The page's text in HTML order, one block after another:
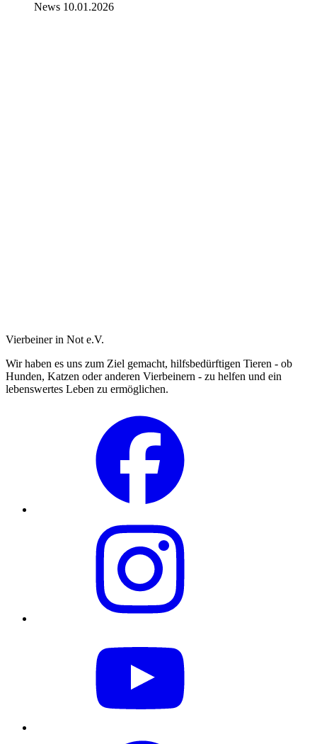
News 10.01.2026
Vierbeiner in Not e.V.
Wir haben es uns zum Ziel gemacht, hilfsbedürftigen Tieren - ob
Hunden, Katzen oder anderen Vierbeinern - zu helfen und ein
lebenswertes Leben zu ermöglichen.